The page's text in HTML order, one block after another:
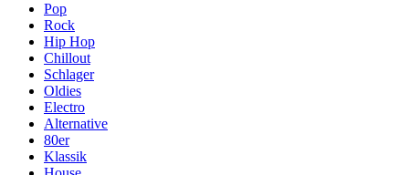
Pop
Rock
Hip Hop
Chillout
Schlager
Oldies
Electro
Alternative
80er
Klassik